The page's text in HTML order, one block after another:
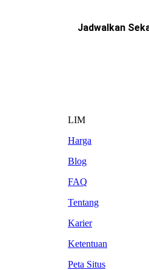
Jadwalkan
LIM
Harga
Blog
FAQ
Tentang
Karier
Ketentuan
Peta Situs